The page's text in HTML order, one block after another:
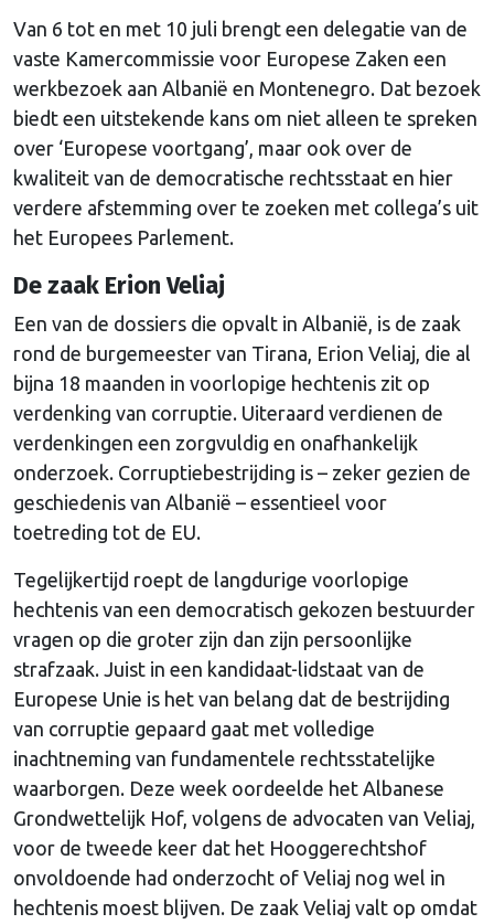
Van 6 tot en met 10 juli brengt een delegatie van de
vaste Kamercommissie voor Europese Zaken een
werkbezoek aan Albanië en Montenegro. Dat bezoek
biedt een uitstekende kans om niet alleen te spreken
over ‘Europese voortgang’, maar ook over de
kwaliteit van de democratische rechtsstaat en hier
verdere afstemming over te zoeken met collega’s uit
het Europees Parlement.
De zaak Erion Veliaj
Een van de dossiers die opvalt in Albanië, is de zaak
rond de burgemeester van Tirana, Erion Veliaj, die al
bijna 18 maanden in voorlopige hechtenis zit op
verdenking van corruptie. Uiteraard verdienen de
verdenkingen een zorgvuldig en onafhankelijk
onderzoek. Corruptiebestrijding is – zeker gezien de
geschiedenis van Albanië – essentieel voor
toetreding tot de EU.
Tegelijkertijd roept de langdurige voorlopige
hechtenis van een democratisch gekozen bestuurder
vragen op die groter zijn dan zijn persoonlijke
strafzaak. Juist in een kandidaat-lidstaat van de
Europese Unie is het van belang dat de bestrijding
van corruptie gepaard gaat met volledige
inachtneming van fundamentele rechtsstatelijke
waarborgen. Deze week oordeelde het Albanese
Grondwettelijk Hof, volgens de advocaten van Veliaj,
voor de tweede keer dat het Hooggerechtshof
onvoldoende had onderzocht of Veliaj nog wel in
hechtenis moest blijven. De zaak Veliaj valt op omdat